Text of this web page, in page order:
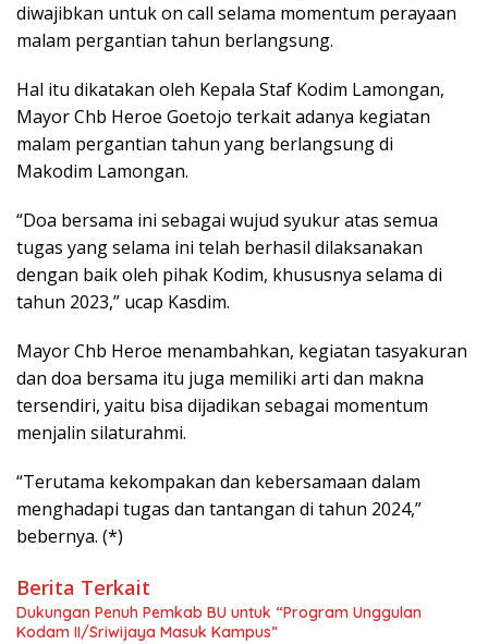
diwajibkan untuk on call selama momentum perayaan
malam pergantian tahun berlangsung.
Hal itu dikatakan oleh Kepala Staf Kodim Lamongan,
Mayor Chb Heroe Goetojo terkait adanya kegiatan
malam pergantian tahun yang berlangsung di
Makodim Lamongan.
“Doa bersama ini sebagai wujud syukur atas semua
tugas yang selama ini telah berhasil dilaksanakan
dengan baik oleh pihak Kodim, khususnya selama di
tahun 2023,” ucap Kasdim.
Mayor Chb Heroe menambahkan, kegiatan tasyakuran
dan doa bersama itu juga memiliki arti dan makna
tersendiri, yaitu bisa dijadikan sebagai momentum
menjalin silaturahmi.
“Terutama kekompakan dan kebersamaan dalam
menghadapi tugas dan tantangan di tahun 2024,”
bebernya. (*)
Berita Terkait
Dukungan Penuh Pemkab BU untuk “Program Unggulan
Kodam II/Sriwijaya Masuk Kampus”